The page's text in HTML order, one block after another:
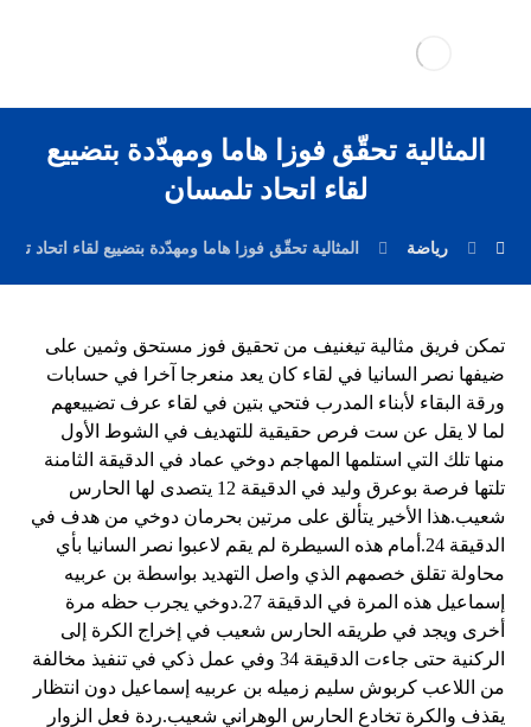
المثالية تحقّق فوزا هاما ومهدّدة بتضييع
لقاء اتحاد تلمسان
رياضة المثالية تحقّق فوزا هاما ومهدّدة بتضييع لقاء اتحاد
تمكن فريق مثالية تيغنيف من تحقيق فوز مستحق وثمين على
ضيفها نصر السانيا في لقاء كان يعد منعرجا آخرا في حسابات
ورقة البقاء لأبناء المدرب فتحي بتين في لقاء عرف تضييعهم
لما لا يقل عن ست فرص حقيقية للتهديف في الشوط الأول
منها تلك التي استلمها المهاجم دوخي عماد في الدقيقة الثامنة
تلتها فرصة بوعرق وليد في الدقيقة 12 يتصدى لها الحارس
شعيب.هذا الأخير يتألق على مرتين بحرمان دوخي من هدف في
الدقيقة 24.أمام هذه السيطرة لم يقم لاعبوا نصر السانيا بأي
محاولة تقلق خصمهم الذي واصل التهديد بواسطة بن عربيه
إسماعيل هذه المرة في الدقيقة 27.دوخي يجرب حظه مرة
أخرى ويجد في طريقه الحارس شعيب في إخراج الكرة إلى
الركنية حتى جاءت الدقيقة 34 وفي عمل ذكي في تنفيذ مخالفة
من اللاعب كربوش سليم زميله بن عربيه إسماعيل دون انتظار
يقذف والكرة تخادع الحارس الوهراني شعيب.ردة فعل الزوار